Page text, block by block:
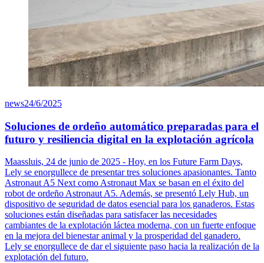
news24/6/2025
Soluciones de ordeño automático preparadas para el
futuro y resiliencia digital en la explotación agrícola
Maassluis, 24 de junio de 2025 - Hoy, en los Future Farm Days,
Lely se enorgullece de presentar tres soluciones apasionantes. Tanto
Astronaut A5 Next como Astronaut Max se basan en el éxito del
robot de ordeño Astronaut A5. Además, se presentó Lely Hub, un
dispositivo de seguridad de datos esencial para los ganaderos. Estas
soluciones están diseñadas para satisfacer las necesidades
cambiantes de la explotación láctea moderna, con un fuerte enfoque
en la mejora del bienestar animal y la prosperidad del ganadero.
Lely se enorgullece de dar el siguiente paso hacia la realización de la
explotación del futuro.